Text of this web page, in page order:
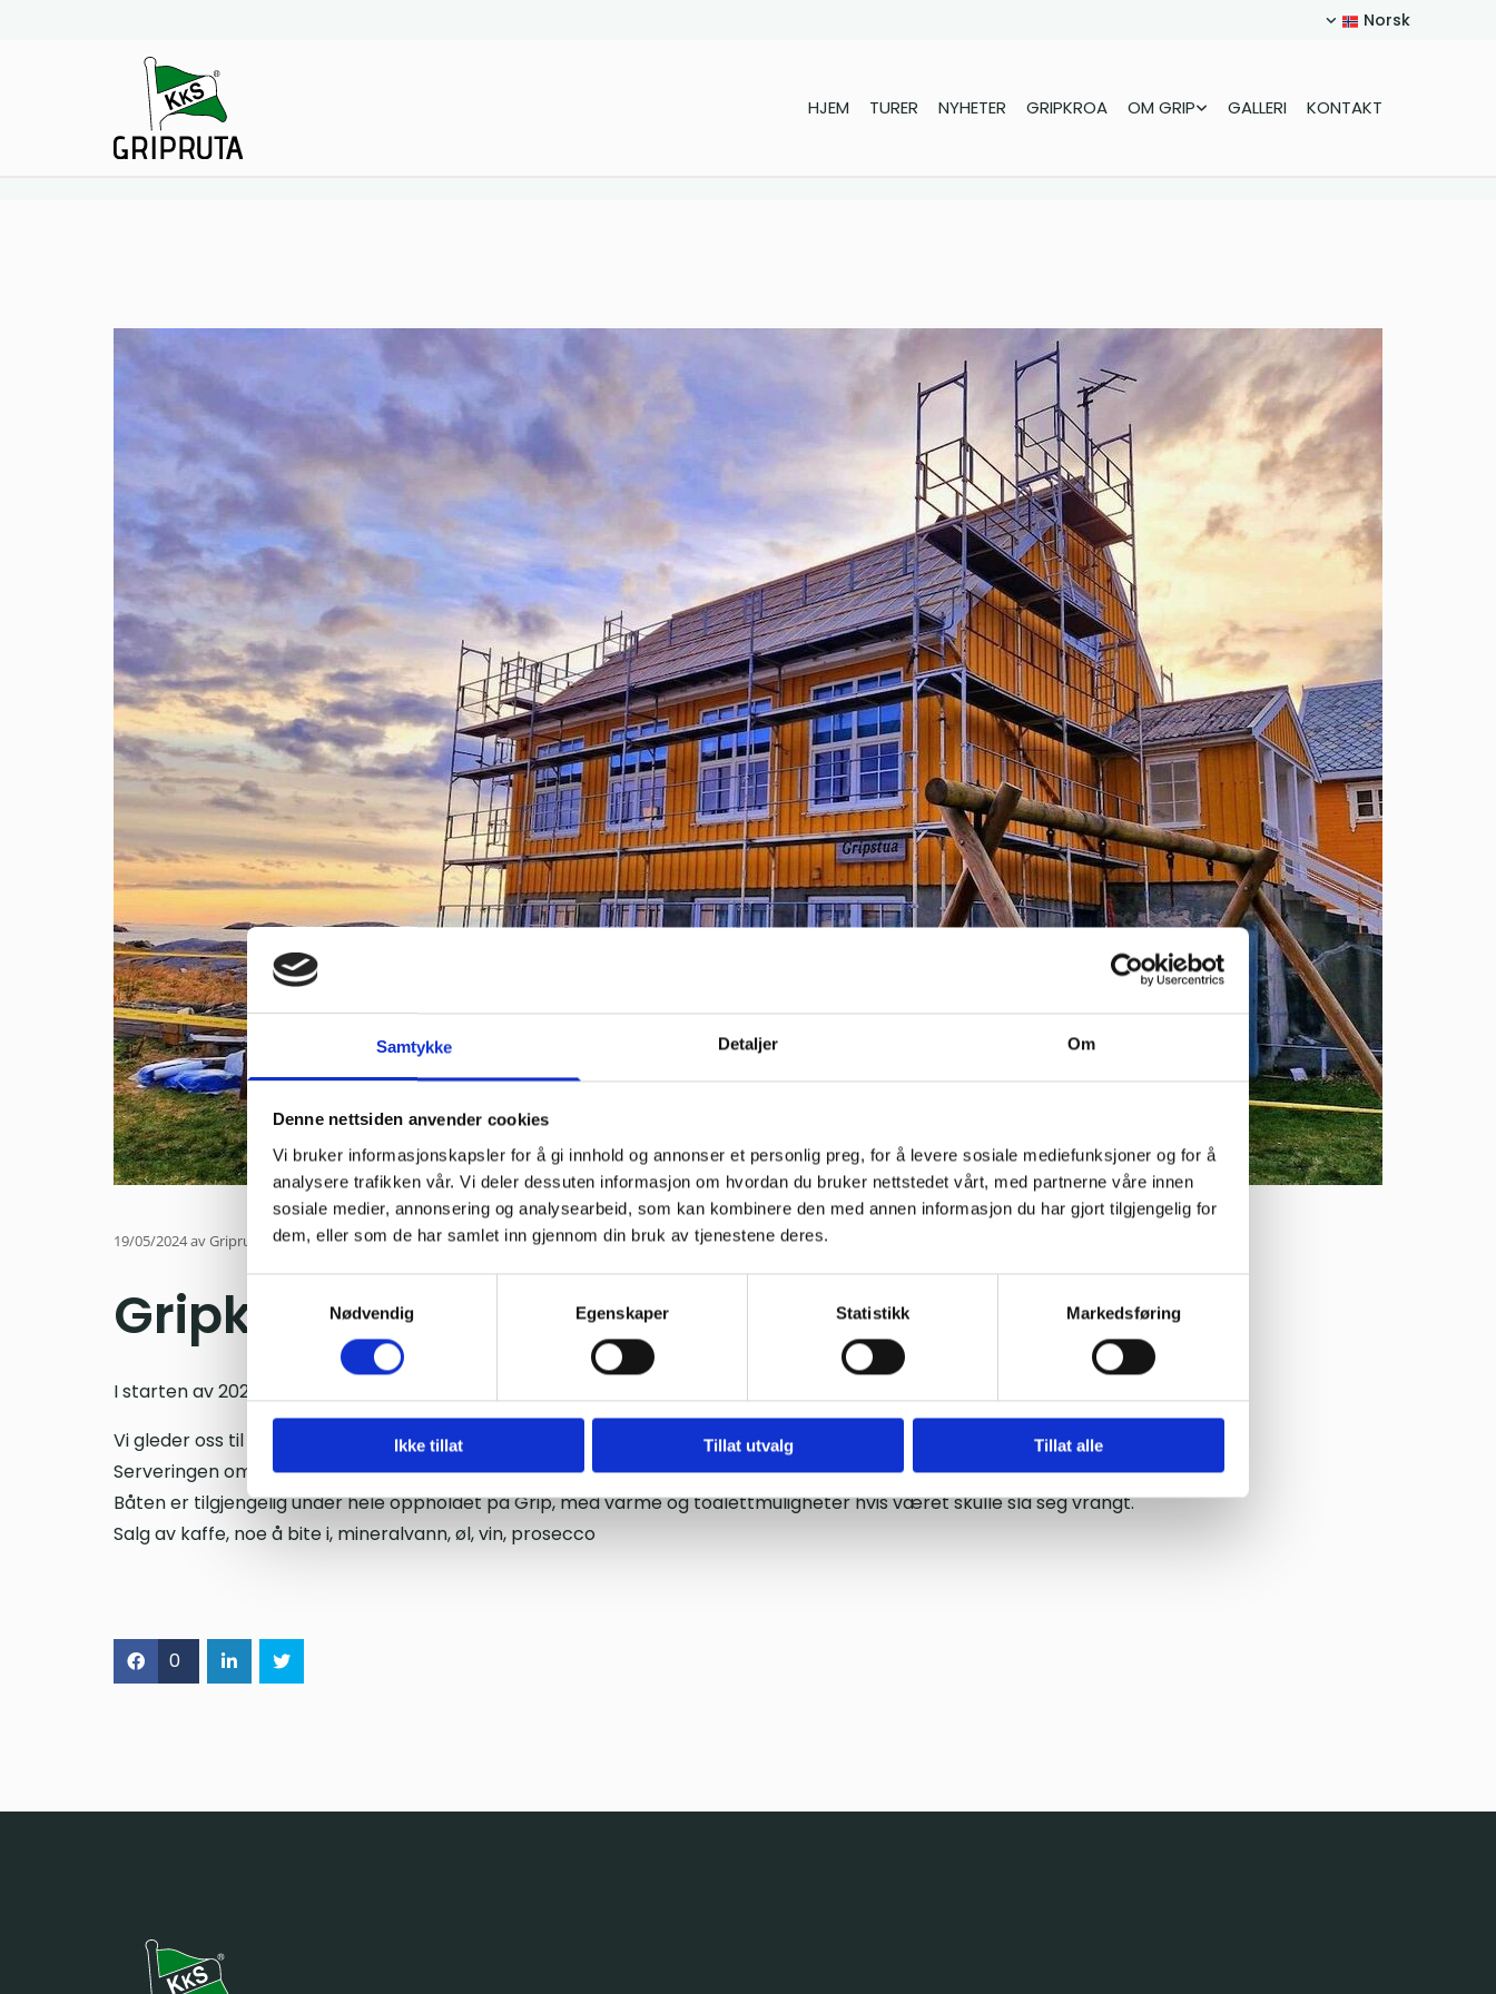
Samtykke Detaljer Om
Denne nettsiden anvender cookies
Vi bruker informasjonskapsler for å gi innhold og annonser et personlig preg, for å levere sosiale mediefunksjoner og for å
analysere trafikken vår. Vi deler dessuten informasjon om hvordan du bruker nettstedet vårt, med partnerne våre innen
sosiale medier, annonsering og analysearbeid, som kan kombinere den med annen informasjon du har gjort tilgjengelig for
dem, eller som de har samlet inn gjennom din bruk av tjenestene deres.
Nødvendig
Egenskaper Statistikk Markedsføring
Ikke tillat Tillat utvalg Tillat alle
Norsk
HJEM TURER NYHETER GRIPKROA OM GRIP GALLERI KONTAKT
19/05/2024av Gripruta
Gripkroa restaureres
I starten av 2024-sesongen er kroa desverre stengt.
Vi gleder oss til nytt tak og bordkledning.
Serveringen om bord på MS Kvikk går som vanlig. Ta gjerne en kaffe og lefse i solveggen på kaia.
Båten er tilgjengelig under hele oppholdet på Grip, med varme og toalettmuligheter hvis været skulle slå seg vrangt.
Salg av kaffe, noe å bite i, mineralvann, øl, vin, prosecco
0